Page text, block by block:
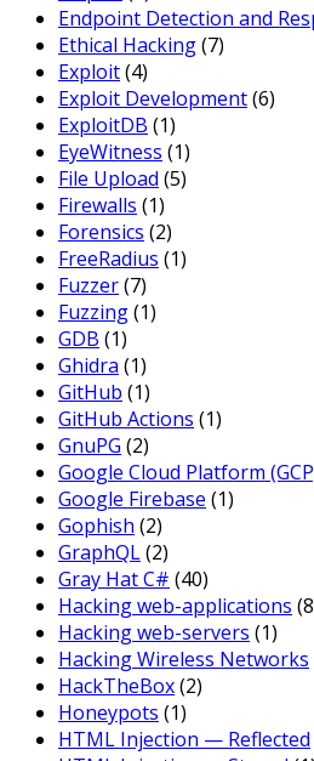
Endpoint Detection and
Ethical Hacking(7)
Exploit(4)
Exploit Development(6)
ExploitDB (1)
EyeWitness (1)
File Upload (5)
Firewalls (1)
Forensics (2)
FreeRadius (1)
Fuzzer(7)
Fuzzing(1)
GDB (1)
Ghidra (1)
GitHub (1)
GitHub Actions (1)
GnuPG (2)
Google Cloud Platform
Google Firebase (1)
Gophish (2)
GraphQL(2)
Gray Hat C# (40)
Hacking web-applications
Hacking web-servers (1)
Hacking Wireless Networks
HackTheBox(2)
Honeypots (1)
HTML Injection — Reflected